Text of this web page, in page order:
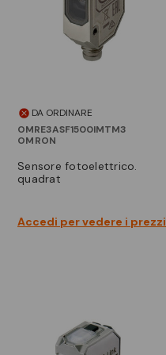
DA ORDINARE
OMRE3ASF1500IMTM3
OMRON
sensore fotoelettrico.
quadrat
Accedi per vedere i prezzi